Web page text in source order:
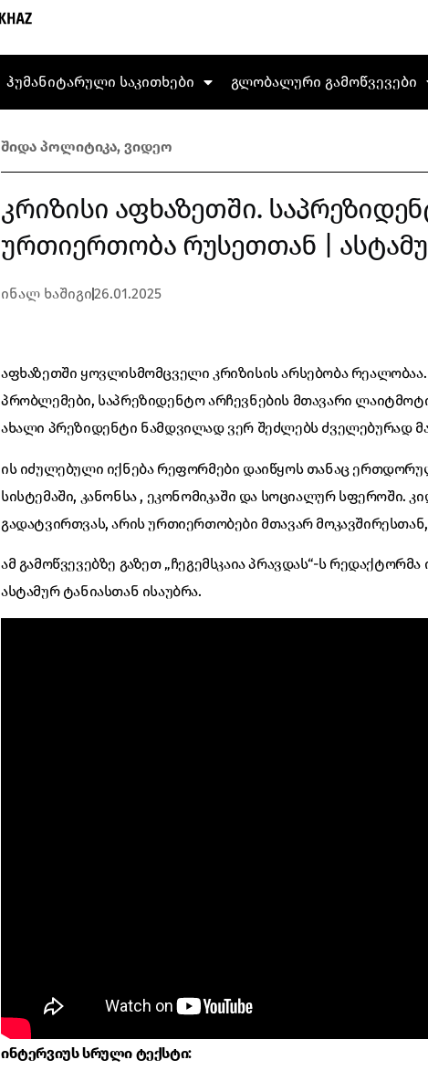
ჰუმანიტარული საკითხები გლობალური გამოწვევები
შიდა პოლიტიკა, ვიდეო
კრიზისი აფხაზეთში.
ურთიერთობა რუსეთთან |
ინალ ხაშიგი26.01.2025
აფხაზეთში ყოვლისმომცველი კრიზისის არსებობა
პრობლემები, საპრეზიდენტო არჩევნების მთავარი
ახალი პრეზიდენტი ნამდვილად ვერ შეძლებს ძველებურად
ის იძულებული იქნება რეფორმები დაიწყოს თანაც
სისტემაში, კანონსა , ეკონომიკაში და სოციალურ სფეროში.
გადატვირთვას, არის ურთიერთობები მთავარ
ამ გამოწვევებზე გაზეთ „ჩეგემსკაია პრავდას“-ს
ასტამურ ტანიასთან ისაუბრა.
ინტერვიუს სრული ტექსტი: